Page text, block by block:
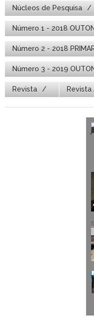
Núcleos de Pesquisa
Número 1 - 2018
Número 2 - 2018
Número 3 - 2019
Revista Revista